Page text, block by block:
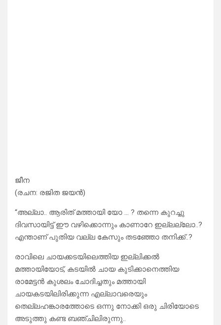
ജീന
(രചന: രജിത ജയൻ)
“അല്ലാ.. ആരിത് മത്തായി യോ … ? തന്നെ കുറച്ചു
ദിവസായിട്ട് ഈ വഴിക്കൊന്നും കാണാറേ ഇല്ലല്ലോ..?
എന്താണ് പുതിയ വല്ല കേസും തടഞ്ഞോ തനിക്ക്..?
രാവിലെ ചായക്കടയിലെത്തിയ ഇല്ലിക്കൽ
മത്തായിയോട്, കടയിൽ ചായ കുടിക്കാനെത്തിയ
രാമേട്ടൻ കുശലം ചോദിച്ചതും മത്തായി
ചായകടയിലിരിക്കുന്ന എല്ലാവരെയും
തെല്ലഹങ്കാരത്തോടെ ഒന്നു നോക്കി ഒരു ചിരിയോടെ
അടുത്തു കണ്ട ബഞ്ചിലിരുന്നു..